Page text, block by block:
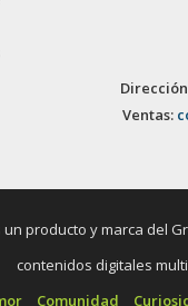
Ventas:
producto y marca del
contenidos digitales
Comunidad